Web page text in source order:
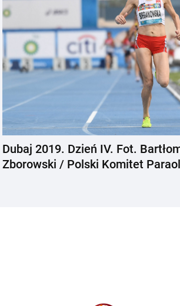
Dubaj 2019. Dzień IV. Fot.
Zborowski / Polski Komitet